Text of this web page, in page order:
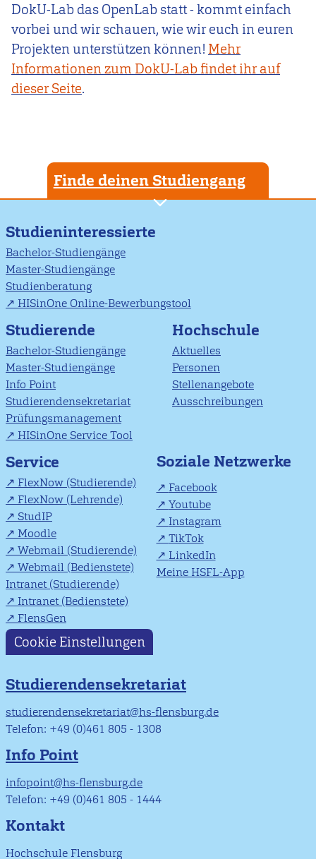
DokU-Lab das OpenLab statt - kommt einfach
vorbei und wir schauen, wie wir euch in euren
Projekten unterstützen können! Mehr
Informationen zum DokU-Lab findet ihr auf
dieser Seite.
Finde deinen Studiengang
Studieninteressierte
Bachelor-Studiengänge
Master-Studiengänge
Studienberatung
HISinOne Online-Bewerbungstool
Studierende
Bachelor-Studiengänge
Master-Studiengänge
Info Point
Studierendensekretariat
Prüfungsmanagement
HISinOne Service Tool
Hochschule
Aktuelles
Personen
Stellenangebote
Ausschreibungen
Service
FlexNow (Studierende)
FlexNow (Lehrende)
StudIP
Moodle
Webmail (Studierende)
Webmail (Bedienstete)
Intranet (Studierende)
Intranet (Bedienstete)
FlensGen
Soziale Netzwerke
Facebook
Youtube
Instagram
TikTok
LinkedIn
Meine HSFL-App
Cookie Einstellungen
Studierendensekretariat
studierendensekretariat@hs-flensburg.de
Telefon: +49 (0)461 805 - 1308
Info Point
infopoint@hs-flensburg.de
Telefon: +49 (0)461 805 - 1444
Kontakt
Hochschule Flensburg